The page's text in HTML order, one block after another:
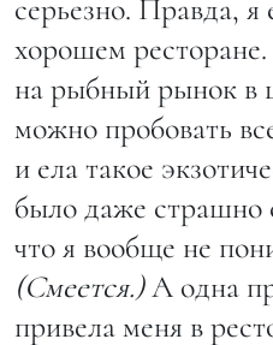
серьезно. Правда, я
хорошем
на рыбный рынок в
можно пробовать
и ела такое
было даже страшно
что я вообще не
(Смеется.)А одна
привела меня в